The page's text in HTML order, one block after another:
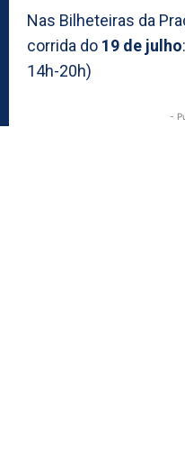
Nas Bilheteiras da
corrida do 19 de julho
14h-20h)
-